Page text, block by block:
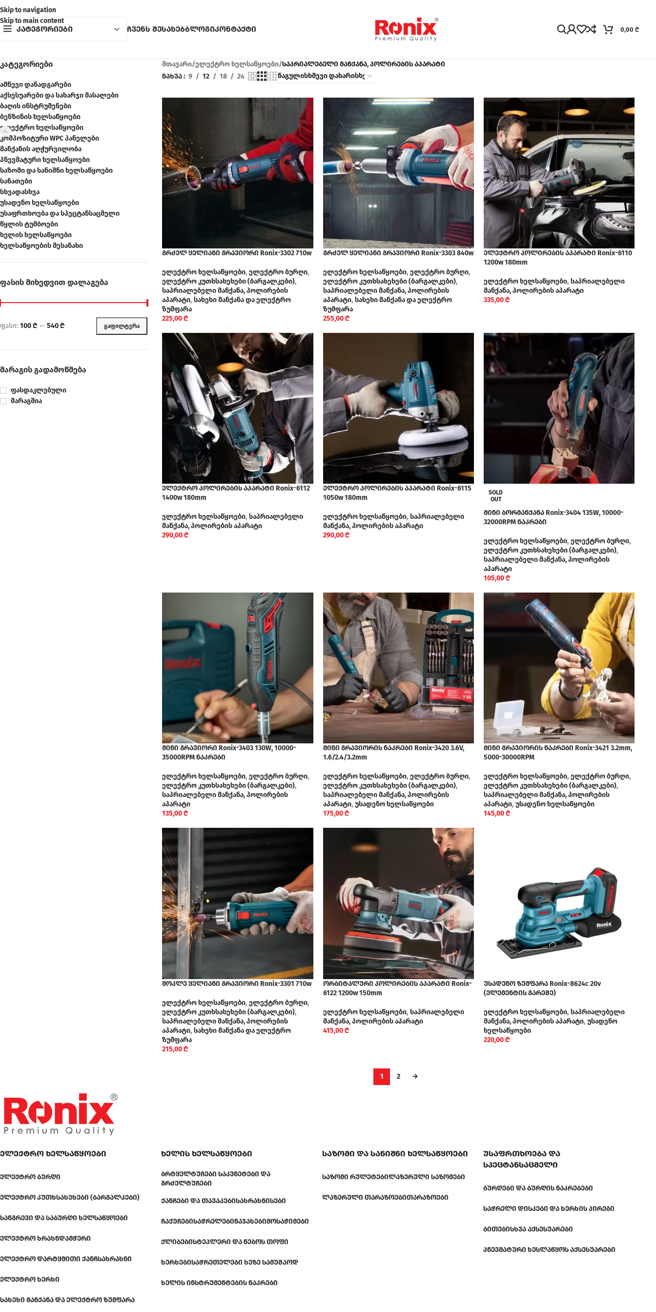
Skip to navigation
Skip to main content
კატეგორიები ჩვენს შესახებბლოგიკონტაქტი 0,00 ₾
ᲙᲐᲢᲔᲒᲝᲠᲘᲔᲑᲘ
ამწევი დანადგარები
აქსესუარები და სახარჯი მასალები
ბაღის ინსტრუმენები
ბენზინის ხელსაწყოები
ელექტრო ხელსაწყოები
კომპოზიტური WPC პანელები
მანქანის აღჭურვილობა
პნევმატური ხელსაწყოები
საზომი და სანიშნი ხელსაწყოები
სანათები
სხვადასხვა
უსადენო ხელსაწყოები
უსაფრთხოება და სპეცტანსაცმელი
წყლის ტუმბოები
ხელის ხელსაწყოები
ხელსაწყოების შესანახი
ᲤᲐᲡᲘᲡ ᲛᲘᲮᲔᲓᲕᲘᲗ ᲓᲐᲚᲐᲒᲔᲑᲐ
ᲒᲐᲤᲘᲚᲢᲕᲠᲐ
ფასი: 100 ₾ — 540 ₾
ᲛᲐᲠᲐᲒᲘᲡ ᲒᲐᲓᲐᲛᲝᲬᲛᲔᲑᲐ
ფასდაკლებული
მარაგშია
მთავარი/ელექტრო ხელსაწყოები/საპრიალებელი მანქანა, პოლირების აპარატი
ნახვა 9 12 18 24
გრძელ ყელიანი გრავიორი Ronix-3302 710w
ელექტრო ხელსაწყოები, ელექტრო ბურღი,
ელექტრო კუთხსახეხები (ბარგალკები),
საპრიალებელი მანქანა, პოლირების
აპარატი, სახეხი მანქანა და ელექტრო
ზუმფარა
225,00₾
გრძელ ყელიანი გრავიორი Ronix-3303 840w
ელექტრო ხელსაწყოები, ელექტრო ბურღი,
ელექტრო კუთხსახეხები (ბარგალკები),
საპრიალებელი მანქანა, პოლირების
აპარატი, სახეხი მანქანა და ელექტრო
ზუმფარა
255,00₾
ელექტრო პოლირების აპარატი Ronix-6110
1200w 180mm
ელექტრო ხელსაწყოები, საპრიალებელი
მანქანა, პოლირების აპარატი
335,00₾
ელექტრო პოლირების აპარატი Ronix-6112
1400w 180mm
ელექტრო ხელსაწყოები, საპრიალებელი
მანქანა, პოლირების აპარატი
290,00₾
ელექტრო პოლირების აპარატი Ronix-6115
1050w 180mm
ელექტრო ხელსაწყოები, საპრიალებელი
მანქანა, პოლირების აპარატი
290,00₾
SOLD
OUT
მინი ბორმანქანა Ronix-3404 135W, 10000-
32000RPM ნაკრები
ელექტრო ხელსაწყოები, ელექტრო ბურღი,
ელექტრო კუთხსახეხები (ბარგალკები),
საპრიალებელი მანქანა, პოლირების
აპარატი
105,00₾
მინი გრავიორი Ronix-3403 130W, 10000-
35000RPM ნაკრები
ელექტრო ხელსაწყოები, ელექტრო ბურღი,
ელექტრო კუთხსახეხები (ბარგალკები),
საპრიალებელი მანქანა, პოლირების
აპარატი
135,00₾
მინი გრავიორის ნაკრები Ronix-3420 3.6V,
1.6/2.4/3.2mm
ელექტრო ხელსაწყოები, ელექტრო ბურღი,
ელექტრო კუთხსახეხები (ბარგალკები),
საპრიალებელი მანქანა, პოლირების
აპარატი, უსადენო ხელსაწყოები
175,00₾
მინი გრავიორის ნაკრები Ronix-3421 3.2mm,
5000-30000RPM
ელექტრო ხელსაწყოები, ელექტრო ბურღი,
ელექტრო კუთხსახეხები (ბარგალკები),
საპრიალებელი მანქანა, პოლირების
აპარატი, უსადენო ხელსაწყოები
145,00₾
მოკლე ყელიანი გრავიორი Ronix-3301 710w
ელექტრო ხელსაწყოები, ელექტრო ბურღი,
ელექტრო კუთხსახეხები (ბარგალკები),
საპრიალებელი მანქანა, პოლირების
აპარატი, სახეხი მანქანა და ელექტრო
ზუმფარა
215,00₾
ორბიტალური პოლირების აპარატი Ronix-
6122 1200w 150mm
ელექტრო ხელსაწყოები, საპრიალებელი
მანქანა, პოლირების აპარატი
415,00₾
უსადენო ზუმფარა Ronix-8624c 20v
(ელემენტის გარეშე)
ელექტრო ხელსაწყოები, საპრიალებელი
მანქანა, პოლირების აპარატი, უსადენო
ხელსაწყოები
220,00₾
1 2 →
ელექტრო ხელსაწყოები
ᲔᲚᲔᲥᲢᲠᲝ ᲑᲣᲠᲦᲘ
ᲔᲚᲔᲥᲢᲠᲝ ᲙᲣᲗᲮᲡᲐᲮᲔᲮᲔᲑᲘ (ᲑᲐᲠᲒᲐᲚᲙᲔᲑᲘ)
ᲡᲐᲜᲒᲠᲔᲕᲘ ᲓᲐ ᲡᲐᲑᲣᲠᲦᲘ ᲮᲔᲚᲡᲐᲬᲧᲝᲔᲑᲘ
ᲔᲚᲔᲥᲢᲠᲝ ᲮᲠᲐᲮᲜᲓᲐᲛᲭᲔᲠᲘ
ᲔᲚᲔᲥᲢᲠᲝ ᲓᲐᲠᲢᲧᲛᲘᲗᲘ ᲥᲐᲜᲩᲡᲐᲮᲠᲐᲮᲜᲘ
ᲔᲚᲔᲥᲢᲠᲝ ᲮᲔᲠᲮᲘ
ᲡᲐᲮᲔᲮᲘ ᲛᲐᲜᲥᲐᲜᲐ ᲓᲐ ᲔᲚᲔᲥᲢᲠᲝ ᲖᲣᲛᲤᲐᲠᲐ
ხელის ხელსაწყოები
ᲑᲠᲢᲧᲔᲚᲢᲣᲩᲔᲑᲘ ᲡᲐᲙᲕᲜᲔᲢᲔᲑᲘ ᲓᲐ
ᲒᲠᲫᲔᲚᲢᲣᲩᲔᲑᲘ
ᲥᲐᲜᲩᲔᲑᲘ ᲓᲐ ᲗᲐᲕᲐᲙᲔᲑᲘᲡᲐᲮᲠᲐᲮᲜᲘᲡᲔᲑᲘ
ᲩᲐᲥᲣᲩᲔᲑᲘᲡᲐᲭᲠᲔᲚᲔᲑᲘᲜᲐᲯᲐᲮᲔᲑᲘᲛᲝᲡᲐᲭᲘᲛᲔᲑᲘ
ᲥᲚᲘᲑᲔᲑᲘᲡᲢᲔᲞᲚᲔᲠᲘ ᲓᲐ ᲬᲔᲑᲝᲡ ᲗᲝᲤᲘ
ᲮᲔᲠᲮᲔᲑᲘᲡᲐᲭᲠᲔᲗᲔᲚᲔᲑᲘ ᲮᲔᲖᲔ ᲡᲐᲛᲣᲨᲐᲝᲓ
ᲮᲔᲚᲘᲡ ᲘᲜᲡᲢᲠᲣᲛᲔᲜᲢᲔᲑᲘᲡ ᲜᲐᲙᲠᲔᲑᲘ
საზომი და სანიშნი ხელსაწყოები
ᲡᲐᲖᲝᲛᲘ ᲠᲣᲚᲔᲢᲔᲑᲘᲚᲐᲖᲔᲠᲣᲚᲘ ᲡᲐᲖᲝᲛᲔᲑᲘ
ᲚᲐᲖᲔᲠᲣᲚᲘ ᲗᲐᲠᲐᲖᲝᲔᲑᲘᲗᲐᲠᲐᲖᲝᲔᲑᲘ
უსაფრთხოება და
სპეცტანსაცმელი
ᲑᲣᲠᲦᲔᲑᲘ ᲓᲐ ᲑᲣᲠᲦᲘᲡ ᲜᲐᲙᲠᲔᲑᲔᲑᲘ
ᲡᲐᲭᲠᲔᲚᲘ ᲓᲘᲡᲙᲔᲑᲘ ᲓᲐ ᲮᲔᲠᲮᲘᲡ ᲞᲘᲠᲔᲑᲘ
ᲑᲘᲗᲔᲑᲘᲡᲮᲕᲐ ᲐᲥᲡᲔᲡᲣᲐᲠᲔᲑᲘ
ᲞᲜᲔᲕᲛᲐᲢᲣᲠᲘ ᲮᲔᲡᲚᲐᲬᲧᲝᲡ ᲐᲥᲡᲔᲡᲣᲐᲠᲔᲑᲘ